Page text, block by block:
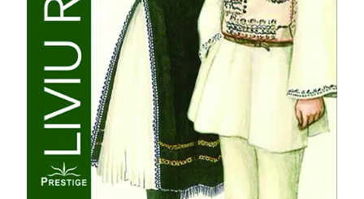
Audiobook
ReConnect
Religie
Crestinism
ScienceConnection
SelfConnect
SelfHealing
Vindecare Spirituala